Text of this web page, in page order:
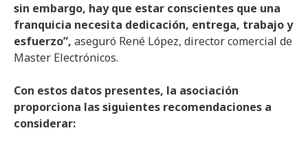
sin embargo, hay que estar conscientes que una
franquicia necesita dedicación, entrega, trabajo y
esfuerzo”, aseguró René López, director comercial de
Master Electrónicos.
Con estos datos presentes, la asociación
proporciona las siguientes recomendaciones a
considerar: